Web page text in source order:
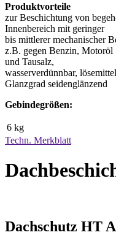
Produktvorteile
zur Beschichtung von
Innenbereich mit geringer
bis mittlerer mechanischer
z.B. gegen Benzin, Motoröl
und Tausalz,
wasserverdünnbar,
Glanzgrad seidenglänzend
Gebindegrößen:
6 kg
Techn. Merkblatt
Dachschutz HT